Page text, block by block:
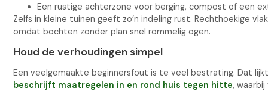
Een rustige achterzone voor berging, compost of een
Zelfs in kleine tuinen geeft zo’n indeling rust. Rechthoekige
omdat bochten zonder plan snel rommelig ogen.
Houd de verhoudingen simpel
Een veelgemaakte beginnersfout is te veel bestrating. Dat
beschrijft maatregelen in en rond huis tegen hitte,